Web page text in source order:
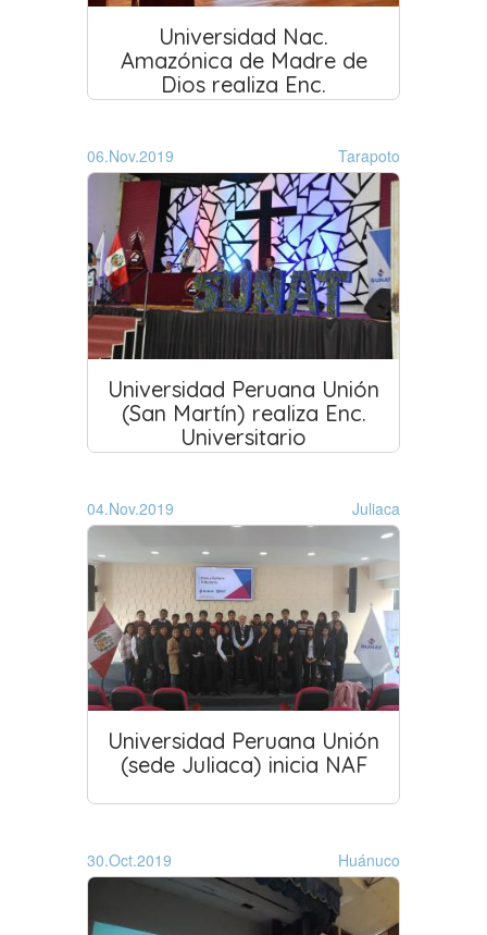
Universidad Nac.
Amazónica de Madre de
Dios realiza Enc.
Universitario
06.Nov.2019 Tarapoto
Universidad Peruana Unión
(San Martín) realiza Enc.
Universitario
04.Nov.2019 Juliaca
Universidad Peruana Unión
(sede Juliaca) inicia NAF
30.Oct.2019 Huánuco